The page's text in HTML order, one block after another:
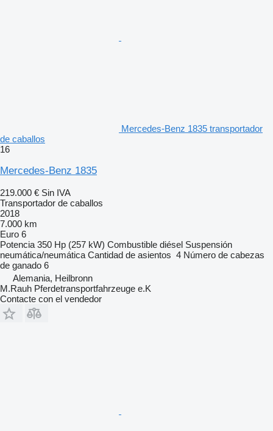
Mercedes-Benz 1835 transportador
de caballos
16
Mercedes-Benz 1835
219.000 € Sin IVA
Transportador de caballos
2018
7.000 km
Euro 6
Potencia 350 Hp (257 kW) Combustible diésel Suspensión
neumática/neumática Cantidad de asientos 4 Número de cabezas
de ganado 6
Alemania, Heilbronn
M.Rauh Pferdetransportfahrzeuge e.K
Contacte con el vendedor